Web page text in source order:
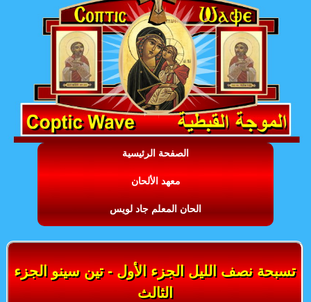
الصفحة الرئيسية
معهد الألحان
الحان المعلم جاد لويس
تسبحة نصف الليل الجزء الأول - تين سينو الجزء
الثالث